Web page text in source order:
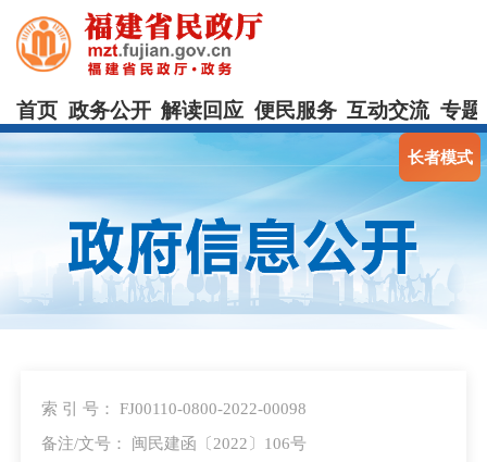
首页 政务公开 解读回应 便民服务 互动交流 专题
长者模式
索 引 号： FJ00110-0800-2022-00098
备注/文号： 闽民建函〔2022〕106号